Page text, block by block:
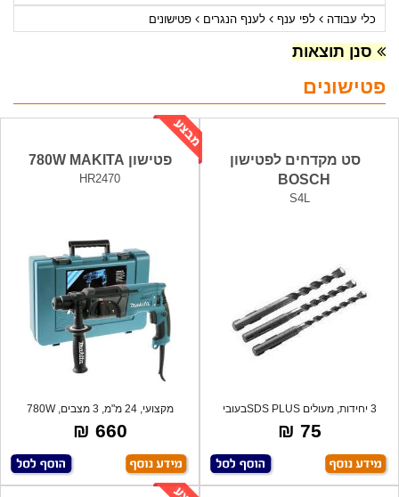
כלי עבודה
לפי ענף לענף הנגרים פטישונים
סנן תוצאות
פטישונים
סט מקדחים לפטישון
BOSCH
S4L
3 יחידות, מעולים SDS PLUSבעובי
6,8,10,
75 ₪
פטישון 780W MAKITA
HR2470
מקצועי, 24 מ"מ, 3 מצבים, 780W
לעבודה בענ
660 ₪